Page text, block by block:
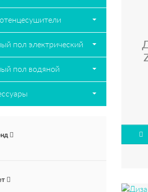
пол электрический
пол водяной